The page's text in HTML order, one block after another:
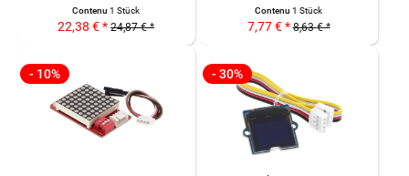
Contenu 1 Stück
22,38 € * 24,87 € *
Contenu 1 Stück
7,77 € * 8,63 € *
- 10% - 30%